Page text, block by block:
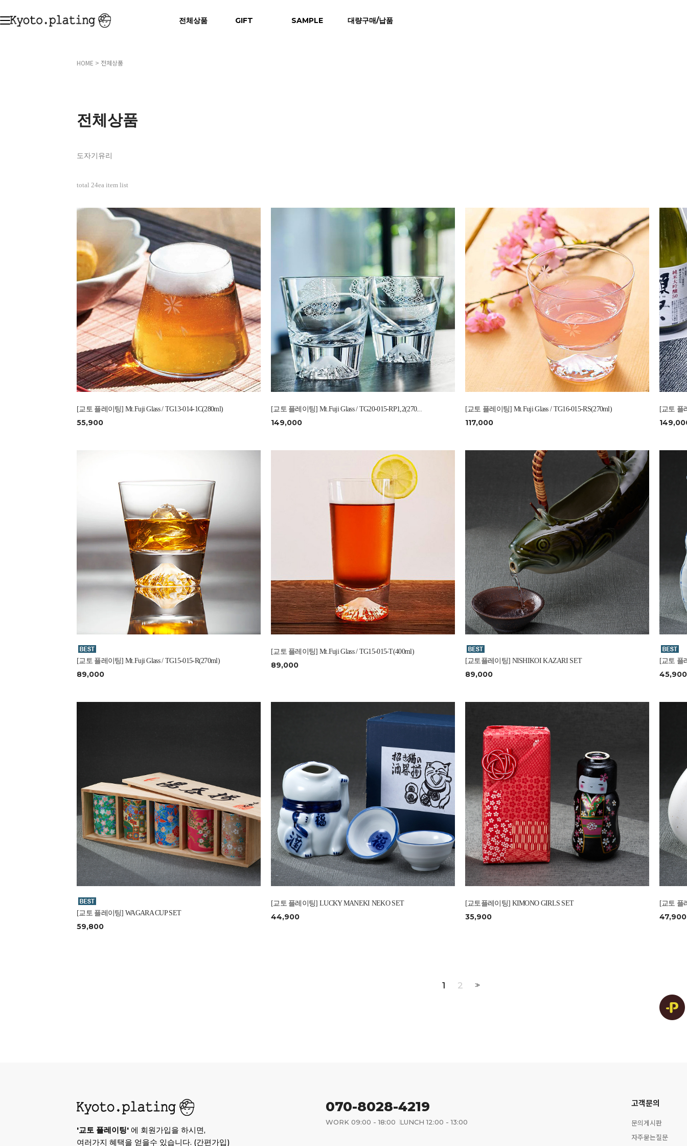
전체상품 GIFT SAMPLE 대량구매/납품
HOME > 전체상품
전체상품
도자기유리
total 24ea item list
[교토 플레이팅] Mt.Fuji Glass / TG13-014-1C(280ml)
55,900
[교토 플레이팅] Mt.Fuji Glass / TG20-015-RP1,2(270...
149,000
[교토 플레이팅] Mt.Fuji Glass / TG16-015-RS(270ml)
117,000
[교토 플
[교토 플레이팅] Mt.Fuji Glass / TG15-015-R(270ml)
89,000
[교토 플레이팅] Mt.Fuji Glass / TG15-015-T(400ml)
89,000 [교토플레이팅] NISHIKOI KAZARI SET
89,000
[교토 플
45,900
[교토 플레이팅] WAGARA CUP SET
59,800
[교토 플레이팅] LUCKY MANEKI NEKO SET
44,900
[교토플레이팅] KIMONO GIRLS SET
35,900
[교토 플
47,900
1 2 >>
'교토 플레이팅' 에 회원가입을 하시면,
여러가지 혜택을 얻을수 있습니다. (간편가입)
070-8028-4219
WORK 09:00 - 18:00 LUNCH 12:00 - 13:00
고객문의
문의게시판
자주묻는질문